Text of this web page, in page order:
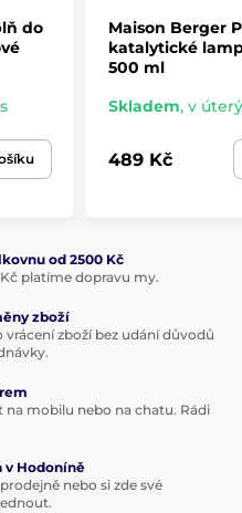
do
Maison Berger
katalytické
500 ml
Skladem, v úterý
489 Kč
od 2500 Kč
platíme dopravu my.
zboží
zboží bez udání důvodů
na mobilu nebo na chatu. Rádi
v Hodoníně
nebo si zde své